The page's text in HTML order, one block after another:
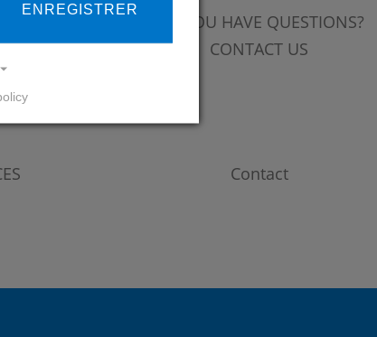
DO YOU HAVE QUESTIONS?
CONTACT US
Contact
ENREGISTRER